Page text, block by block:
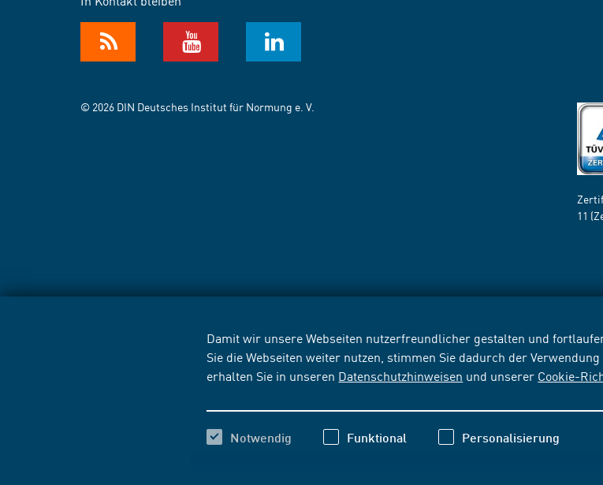
Damit wir unsere Webseiten nutzerfreundlicher gestalten und
Sie die Webseiten weiter nutzen, stimmen Sie dadurch der
erhalten Sie in unseren Datenschutzhinweisen und unserer Cookie-
Notwendig Funktional Personalisierung
© 2026 DIN Deutsches Institut für Normung e. V.
11